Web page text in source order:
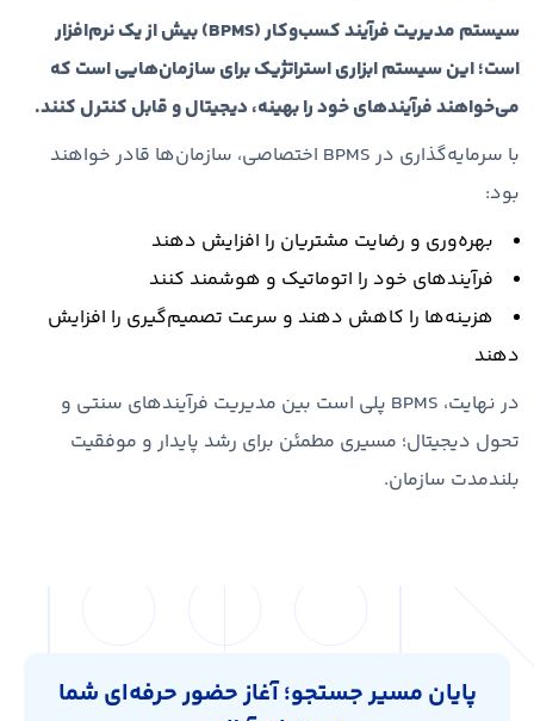
سیستم مدیریت فرآیند کسب‌وکار (BPMS) بیش از یک نرم‌افزار
است؛ این سیستم ابزاری استراتژیک برای سازمان‌هایی است که
می‌خواهند فرآیندهای خود را بهینه، دیجیتال و قابل کنترل کنند.
با سرمایه‌گذاری در BPMS اختصاصی، سازمان‌ها قادر خواهند
بود:
بهره‌وری و رضایت مشتریان را افزایش دهند
فرآیندهای خود را اتوماتیک و هوشمند کنند
هزینه‌ها را کاهش دهند و سرعت تصمیم‌گیری را افزایش
دهند
در نهایت، BPMS پلی است بین مدیریت فرآیندهای سنتی و
تحول دیجیتال؛ مسیری مطمئن برای رشد پایدار و موفقیت
بلندمدت سازمان.
پایان مسیر جستجو؛ آغاز حضور حرفه‌ای شما